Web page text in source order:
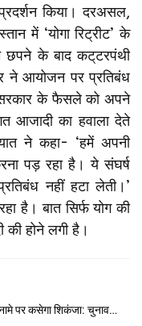
किया। दरअसल,
में ‘योगा रिट्रीट’ के
छपने के बाद कट्‌टरपंथी
ने आयोजन पर प्रतिबंध
सरकार के फैसले को अपने
आजादी का हवाला देते
ने कहा- ‘हमें अपनी
पड़ रहा है। ये संघर्ष
नहीं हटा लेती।’
है। बात सिर्फ योग की
होने लगी है।
पर कसेगा शिकंजा: चुनाव…